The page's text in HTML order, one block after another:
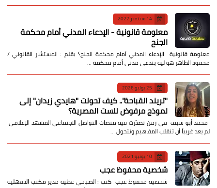
14 سبتمبر 2022
معلومة قانونية - الإدعاء المدني أمام محكمة
الجنح
معلومة قانونية الإدعاء المدني أمام محكمة الجنح؟ بقلم : المستشار القانوني /
محمود الطاهر هو ليه بندعي مدني أمام محكمة …
25 يوليو 2026
​"تريند القباحة".. كيف تحولت "هايدي زيدان" إلى
نموذج مرفوض للست المصرية؟
​ محمد أبو سيف ​في زمن تصدّرت فيه منصات التواصل الاجتماعي المشهد الإعلامي،
لم يعد غريباً أن تنقلب المفاهيم وتتحول …
10 يونيو 2021
شخصية محفوظ عجب
شخصية محفوظ عجب كتب : الصباحي عطية مدير مكتب الدقهلية